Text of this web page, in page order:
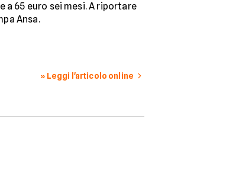
65 euro sei mesi. A riportare
Ansa.
» Leggi l'articolo online